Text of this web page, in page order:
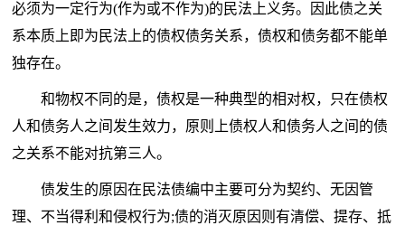
必须为一定行为(作为或不作为)的民法上义务。因此债之关
系本质上即为民法上的债权债务关系，债权和债务都不能单
独存在。
和物权不同的是，债权是一种典型的相对权，只在债权
人和债务人之间发生效力，原则上债权人和债务人之间的债
之关系不能对抗第三人。
债发生的原因在民法债编中主要可分为契约、无因管
理、不当得利和侵权行为;债的消灭原因则有清偿、提存、抵